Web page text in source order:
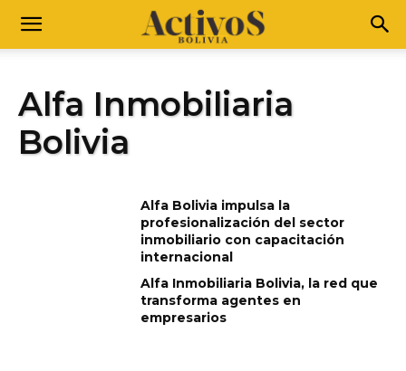
Alfa Inmobiliaria
Bolivia
Alfa Bolivia impulsa la
profesionalización del sector
inmobiliario con capacitación
internacional
Alfa Inmobiliaria Bolivia, la red que
transforma agentes en
empresarios